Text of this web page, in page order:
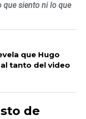
que siento ni lo que
que Hugo
tanto del video
de